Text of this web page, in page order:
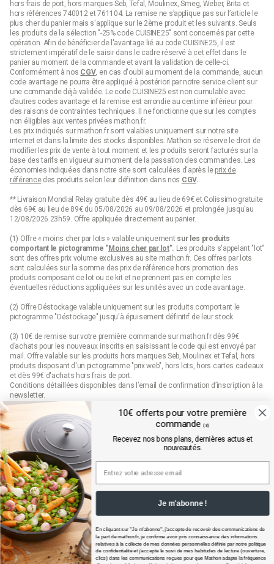
hors frais de port, hors marques Seb, Tefal, Moulinex, Smeg, Weber, Brita et
hors références 740012 et 761104. La remise ne s’applique pas sur l’article le
plus cher du panier mais s'applique sur le 2ème produit et les suivants. Seuls
les produits de la sélection "-25% code CUISINE25" sont concernés par cette
opération. Afin de bénéficier de l'avantage lié au code CUISINE25, il est
strictement impératif de le saisir dans le cadre réservé à cet effet dans le
panier au moment de la commande et avant la validation de celle-ci.
Conformément à nos CGV, en cas d'oubli au moment de la commande, aucun
code avantage ne pourra être appliqué à postériori par notre service client sur
une commande déjà validée. Le code CUISINE25 est non cumulable avec
d’autres codes avantage et la remise est arrondie au centime inférieur pour
des raisons de contraintes techniques. Il ne fonctionne que sur les comptes
non éligibles aux ventes privées mathon.fr.
Les prix indiqués sur mathon.fr sont valables uniquement sur notre site
internet et dans la limite des stocks disponibles. Mathon se réserve le droit de
modifier les prix de vente à tout moment et les produits seront facturés sur la
base des tarifs en vigueur au moment de la passation des commandes. Les
économies indiquées dans notre site sont calculées d'après le prix de
référencedes produits selon leur définition dans nos CGV.
** Livraison Mondial Relay gratuite dès 49€ au lieu de 69€ et Colissimo gratuite
dès 69€ au lieu de 89€ du 05/08/2026 au 09/08/2026 et prolongée jusqu’au
12/08/2026 23h59. Offre appliquée directement au panier.
(1) Offre « moins cher par lots » valable uniquement sur les produits
comportant le pictogramme "Moins cher par lot". Les produits s'appelant "lot"
sont des offres prix volume exclusives au site mathon.fr. Ces offres par lots
sont calculées sur la somme des prix de référence hors promotion des
produits composant ce lot ou ce kit et ne prennent pas en compte les
éventuelles réductions appliquées sur les unités avec un code avantage.
(2) Offre Déstockage valable uniquement sur les produits comportant le
pictogramme "Déstockage" jusqu'à épuisement définitif de leur stock.
(3) 10€ de remise sur votre première commande sur mathon.fr dès 99€
d’achats pour les nouveaux inscrits en saisissant le code qui est envoyé par
mail. Offre valable sur les produits hors marques Seb, Moulinex et Tefal, hors
produits disposant d'un pictogramme "prix web", hors lots, hors cartes cadeaux
et dès 99€ d'achats hors frais de port.
Conditions détaillées disponibles dans l’email de confirmation d’inscription à la
newsletter.
(4) Offre « Prix web » valable uniquement sur les produits comportant le
pictogramme "prix web". Les produits indiqués "prix web" sont des offres
exclusives au site mathon.fr. Offre non applicable en magasin ou en catalogue.
Mathon.fr est membre de la FEVAD (fédération du e-commerce et de la vente à
distance)
10€ offerts pour votre première
commande (3)
Recevez nos bons plans, dernières actus et
nouveautés.
Je m'abonne !
En cliquant sur "Je m'abonne", j'accepte de recevoir des communications de
la part demathon.fr, je confirme avoir pris connaissance des informations
relatives à la collecte de mes données personnelles définie par notre politique
de confidentialité et j’accepte le suivi de mes habitudes de lecture (ouverture,
clics) dans les communications reçues pour que Mathon adapte la fréquence